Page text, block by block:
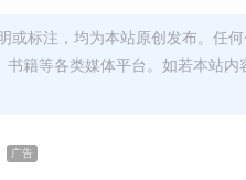
或标注，均为本站原创发布。任
籍等各类媒体平台。如若本站
广告